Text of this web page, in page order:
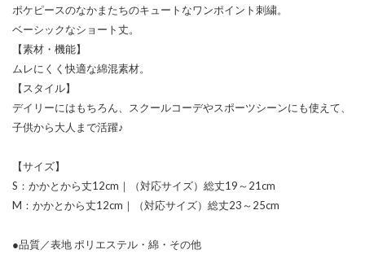
ポケピースのなかまたちのキュートなワンポイント刺繍。
ベーシックなショート丈。
【素材・機能】
ムレにくく快適な綿混素材。
【スタイル】
デイリーにはもちろん、スクールコーデやスポーツシーンにも使えて、
子供から大人まで活躍♪
【サイズ】
S：かかとから丈12cm｜（対応サイズ）総丈19～21cm
M：かかとから丈12cm｜（対応サイズ）総丈23～25cm
●品質／表地 ポリエステル・綿・その他